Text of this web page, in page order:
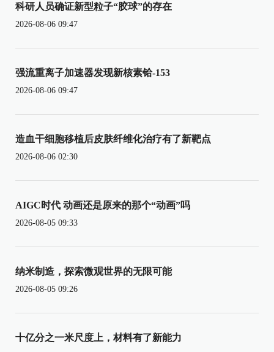
科研人员确证新型粒子“胶球”的存在
2026-08-06 09:47
强流重离子加速器发现新核素铪-153
2026-08-06 09:47
造血干细胞移植后皮肤纤维化治疗有了新靶点
2026-08-06 02:30
AIGC时代 动画还是原来的那个“动画”吗
2026-08-05 09:33
纳米制造，探索微观世界的无限可能
2026-08-05 09:26
十亿分之一米尺度上，材料有了新能力